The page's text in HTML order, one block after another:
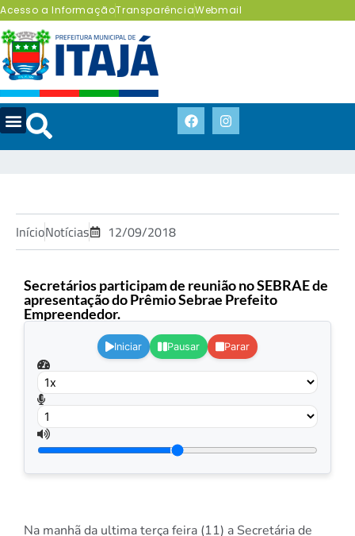
Acesso a InformaçãoTransparênciaWebmail
InícioNotícias 12/09/2018
Secretários participam de reunião no SEBRAE de
apresentação do Prêmio Sebrae Prefeito
Empreendedor.
Iniciar Pausar Parar
Na manhã da ultima terça feira (11) a Secretária de